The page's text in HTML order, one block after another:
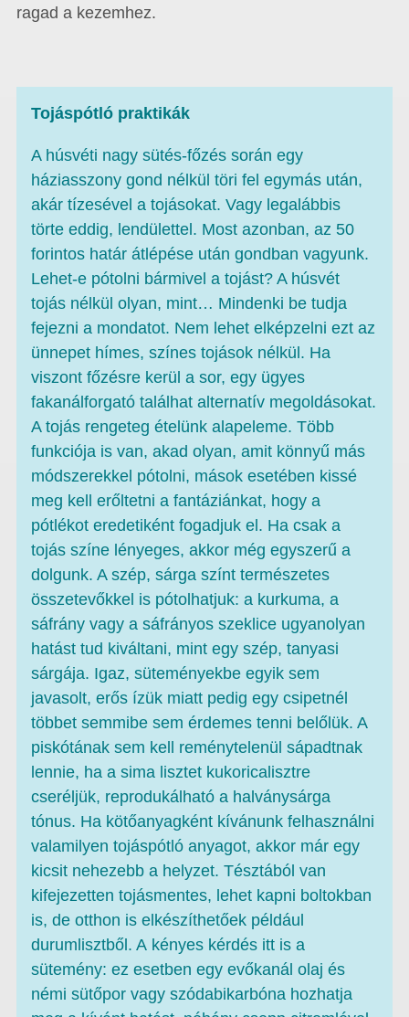
ragad a kezemhez.
Tojáspótló praktikák
A húsvéti nagy sütés-főzés során egy
háziasszony gond nélkül töri fel egymás után,
akár tízesével a tojásokat. Vagy legalábbis
törte eddig, lendülettel. Most azonban, az 50
forintos határ átlépése után gondban vagyunk.
Lehet-e pótolni bármivel a tojást? A húsvét
tojás nélkül olyan, mint… Mindenki be tudja
fejezni a mondatot. Nem lehet elképzelni ezt az
ünnepet hímes, színes tojások nélkül. Ha
viszont főzésre kerül a sor, egy ügyes
fakanálforgató találhat alternatív megoldásokat.
A tojás rengeteg ételünk alapeleme. Több
funkciója is van, akad olyan, amit könnyű más
módszerekkel pótolni, mások esetében kissé
meg kell erőltetni a fantáziánkat, hogy a
pótlékot eredetiként fogadjuk el. Ha csak a
tojás színe lényeges, akkor még egyszerű a
dolgunk. A szép, sárga színt természetes
összetevőkkel is pótolhatjuk: a kurkuma, a
sáfrány vagy a sáfrányos szeklice ugyanolyan
hatást tud kiváltani, mint egy szép, tanyasi
sárgája. Igaz, süteményekbe egyik sem
javasolt, erős ízük miatt pedig egy csipetnél
többet semmibe sem érdemes tenni belőlük. A
piskótának sem kell reménytelenül sápadtnak
lennie, ha a sima lisztet kukoricalisztre
cseréljük, reprodukálható a halványsárga
tónus. Ha kötőanyagként kívánunk felhasználni
valamilyen tojáspótló anyagot, akkor már egy
kicsit nehezebb a helyzet. Tésztából van
kifejezetten tojásmentes, lehet kapni boltokban
is, de otthon is elkészíthetőek például
durumlisztből. A kényes kérdés itt is a
sütemény: ez esetben egy evőkanál olaj és
némi sütőpor vagy szódabikarbóna hozhatja